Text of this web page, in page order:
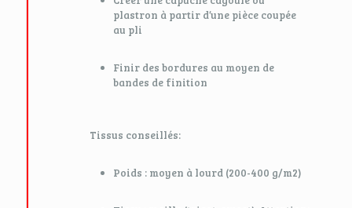
plastron à partir d’une pièce coupée
au pli
Finir des bordures au moyen de
bandes de finition
Tissus conseillés:
Poids : moyen à lourd (200-400 g/m2)